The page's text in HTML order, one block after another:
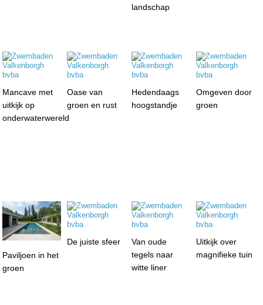
landschap
Mancave met
uitkijk op
onderwaterwereld
Oase van
groen en rust
Hedendaags
hoogstandje
Omgeven door
groen
Paviljoen in het
groen
De juiste sfeer
Van oude
tegels naar
witte liner
Uitkijk over
magnifieke tuin